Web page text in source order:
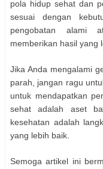
pola hidup sehat dan
sesuai dengan
pengobatan alami
memberikan hasil yang
Jika Anda mengalami
parah, jangan ragu
untuk mendapatkan
sehat adalah aset
kesehatan adalah
yang lebih baik.
Semoga artikel ini